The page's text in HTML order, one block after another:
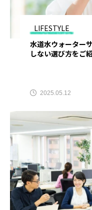
LIFESTYLE
水道水ウォーター
しない選び方をご
2025.05.12
カップル割 ギ
ダイエット
ナイトブラおすすめ
パーソナルジム女性
パーソナルトレーニン
パーソナルトレーニ
プログラミングスク